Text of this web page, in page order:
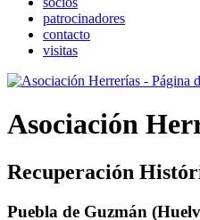
patrocinadores
contacto
visitas
Asociación
Recuperación
Puebla de Guzmán